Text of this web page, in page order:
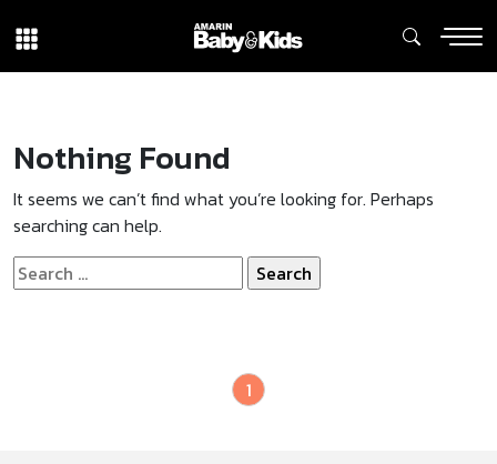
Nothing Found
It seems we can’t find what you’re looking for. Perhaps
searching can help.
Search
for:
1